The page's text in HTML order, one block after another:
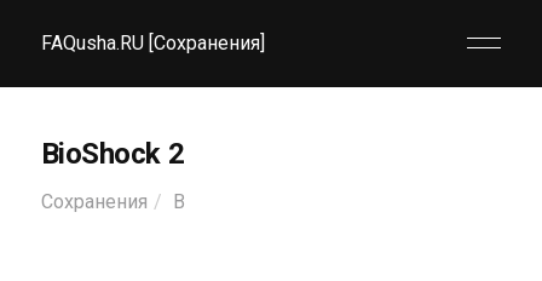
FAQusha.RU [Сохранения]
BioShock 2
Сохранения B